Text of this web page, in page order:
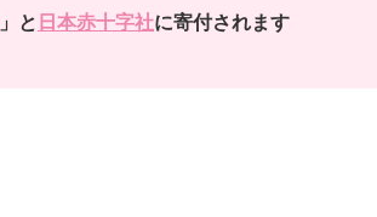
」と 日本赤十字社に寄付されます